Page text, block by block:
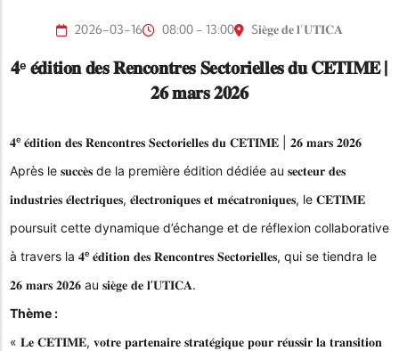
2026-03-16 08:00 - 13:00 S𝐢𝐞̀𝐠𝐞 𝐝𝐞 𝐥’𝐔𝐓𝐈𝐂𝐀
𝟒ᵉ 𝐞́𝐝𝐢𝐭𝐢𝐨𝐧 𝐝𝐞𝐬 𝐑𝐞𝐧𝐜𝐨𝐧𝐭𝐫𝐞𝐬 𝐒𝐞𝐜𝐭𝐨𝐫𝐢𝐞𝐥𝐥𝐞𝐬 𝐝𝐮 𝐂𝐄𝐓𝐈𝐌𝐄 |
𝟐𝟔 𝐦𝐚𝐫𝐬 𝟐𝟎𝟐𝟔
𝟒ᵉ 𝐞́𝐝𝐢𝐭𝐢𝐨𝐧 𝐝𝐞𝐬 𝐑𝐞𝐧𝐜𝐨𝐧𝐭𝐫𝐞𝐬 𝐒𝐞𝐜𝐭𝐨𝐫𝐢𝐞𝐥𝐥𝐞𝐬 𝐝𝐮 𝐂𝐄𝐓𝐈𝐌𝐄 | 𝟐𝟔 𝐦𝐚𝐫𝐬 𝟐𝟎𝟐𝟔
Après le 𝐬𝐮𝐜𝐜𝐞̀𝐬 de la première édition dédiée au 𝐬𝐞𝐜𝐭𝐞𝐮𝐫 𝐝𝐞𝐬
𝐢𝐧𝐝𝐮𝐬𝐭𝐫𝐢𝐞𝐬 𝐞́𝐥𝐞𝐜𝐭𝐫𝐢𝐪𝐮𝐞𝐬, 𝐞́𝐥𝐞𝐜𝐭𝐫𝐨𝐧𝐢𝐪𝐮𝐞𝐬 𝐞𝐭 𝐦𝐞́𝐜𝐚𝐭𝐫𝐨𝐧𝐢𝐪𝐮𝐞𝐬, le 𝐂𝐄𝐓𝐈𝐌𝐄
poursuit cette dynamique d’échange et de réflexion collaborative
à travers la 𝟒ᵉ 𝐞́𝐝𝐢𝐭𝐢𝐨𝐧 𝐝𝐞𝐬 𝐑𝐞𝐧𝐜𝐨𝐧𝐭𝐫𝐞𝐬 𝐒𝐞𝐜𝐭𝐨𝐫𝐢𝐞𝐥𝐥𝐞𝐬, qui se tiendra le
𝟐𝟔 𝐦𝐚𝐫𝐬 𝟐𝟎𝟐𝟔 au 𝐬𝐢𝐞̀𝐠𝐞 𝐝𝐞 𝐥’𝐔𝐓𝐈𝐂𝐀.
Thème :
« 𝐋𝐞 𝐂𝐄𝐓𝐈𝐌𝐄, 𝐯𝐨𝐭𝐫𝐞 𝐩𝐚𝐫𝐭𝐞𝐧𝐚𝐢𝐫𝐞 𝐬𝐭𝐫𝐚𝐭𝐞́𝐠𝐢𝐪𝐮𝐞 𝐩𝐨𝐮𝐫 𝐫𝐞́𝐮𝐬𝐬𝐢𝐫 𝐥𝐚 𝐭𝐫𝐚𝐧𝐬𝐢𝐭𝐢𝐨𝐧